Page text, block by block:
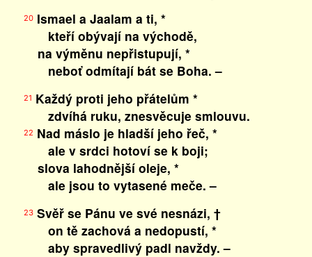
20Ismael a Jaalam a ti, *
kteří obývají na východě,
na výměnu nepřistupují, *
neboť odmítají bát se Boha. –
21 Každý proti jeho přátelům *
zdvíhá ruku, znesvěcuje smlouvu.
22 Nad máslo je hladší jeho řeč, *
ale v srdci hotoví se k boji;
slova lahodnější oleje, *
ale jsou to vytasené meče. –
23Svěř se Pánu ve své nesnázi, †
on tě zachová a nedopustí, *
aby spravedlivý padl navždy. –